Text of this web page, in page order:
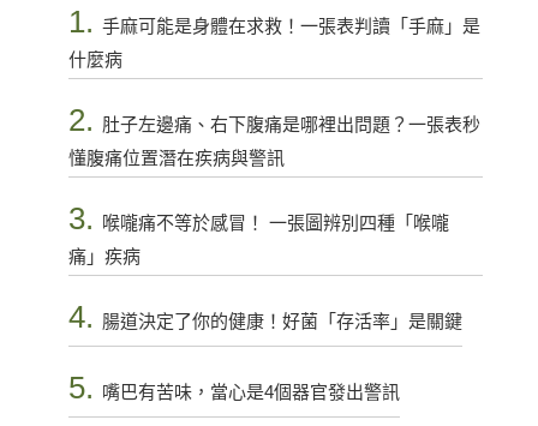
1. 手麻可能是身體在求救！一張表判讀「手麻」是
什麼病
2. 肚子左邊痛、右下腹痛是哪裡出問題？一張表秒
懂腹痛位置潛在疾病與警訊
3.
喉嚨痛不等於感冒！ 一張圖辨別四種「喉嚨
痛」疾病
4. 腸道決定了你的健康！好菌「存活率」是關鍵
5. 嘴巴有苦味，當心是4個器官發出警訊